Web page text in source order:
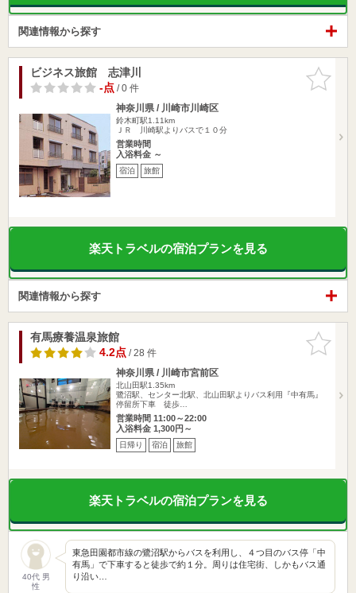
関連情報から探す
お気に入
りに追加
ビジネス旅館 志津川
-点/ 0 件
神奈川県 / 川崎市川崎区
鈴木町駅1.11km
ＪＲ 川崎駅よりバスで１０分
営業時間
入浴料金 ～
宿泊 旅館
楽天トラベルの宿泊プランを見る
関連情報から探す
お気に入
りに追加
有馬療養温泉旅館
4.2点/ 28 件
神奈川県 / 川崎市宮前区
北山田駅1.35km
鷺沼駅、センター北駅、北山田駅よりバス利用『中有馬』
停留所下車 徒歩…
営業時間 11:00～22:00
入浴料金 1,300円～
日帰り 宿泊 旅館
楽天トラベルの宿泊プランを見る
40代 男
性
東急田園都市線の鷺沼駅からバスを利用し、４つ目のバス停「中
有馬」で下車すると徒歩で約１分。周りは住宅街、しかもバス通
り沿い…